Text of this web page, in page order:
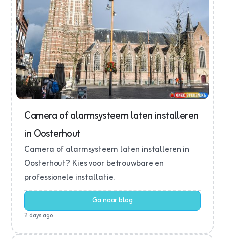
Camera of alarmsysteem laten installeren
in Oosterhout
Camera of alarmsysteem laten installeren in
Oosterhout? Kies voor betrouwbare en
professionele installatie.
Ga naar blog
2 days ago